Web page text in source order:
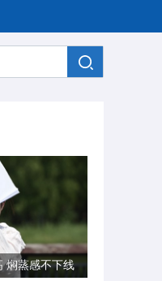
焖蒸感不下线